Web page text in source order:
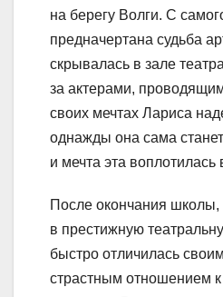
на берегу Волги. С
предначертана судьба
скрывалась в зале
за актерами,
своих мечтах Лариса
однажды она сама
и мечта эта воплотилась
После окончания школы,
в престижную
быстро отличилась
страстным отношением к